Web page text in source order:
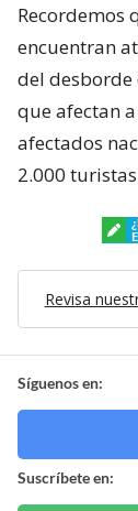
Recordemos
encuentran
del desborde
que afectan
afectados
2.000
Revisa
Síguenos en:
Suscríbete en: